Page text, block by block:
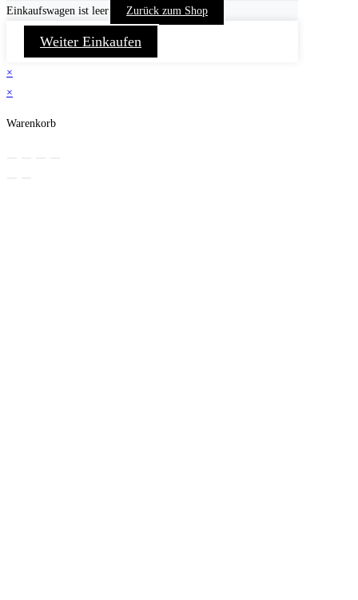
Einkaufswagen ist leer Zurück zum Shop
Weiter Einkaufen
×
×
Warenkorb